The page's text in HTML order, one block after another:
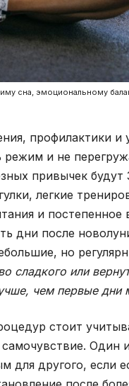
сна, эмоциональному
профилактики и
и не
привычек будут
легкие
и постепенное
дни после
но
сладкого или
чем первые дни
стоит
для другого, если